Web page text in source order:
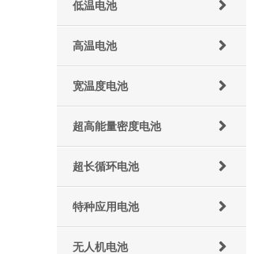
低温电池
高温电池
宽温度电池
超高能量密度电池
超长循环电池
特种应用电池
无人机电池